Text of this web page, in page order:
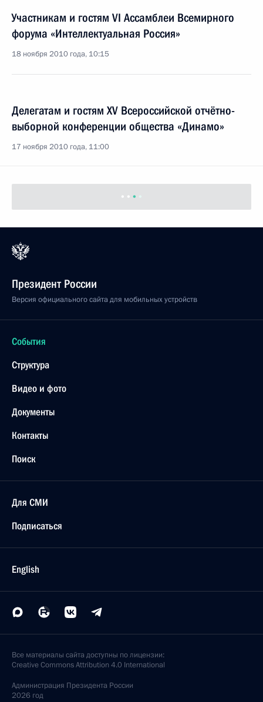
Участникам и гостям VI Ассамблеи Всемирного
форума «Интеллектуальная Россия»
18 ноября 2010 года, 10:15
Делегатам и гостям XV Всероссийской отчётно-
выборной конференции общества «Динамо»
17 ноября 2010 года, 11:00
Президент России
Версия официального сайта для мобильных устройств
События
Структура
Видео и фото
Документы
Контакты
Поиск
Для СМИ
Подписаться
English
Все материалы сайта доступны по лицензии:
Creative Commons Attribution 4.0 International
Администрация Президента России
2026 год